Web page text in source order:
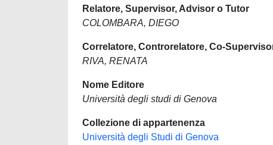
Relatore, Supervisor, Advisor o Tutor
COLOMBARA, DIEGO
Correlatore, Controrelatore, Co-
RIVA, RENATA
Nome Editore
Università degli studi di Genova
Collezione di appartenenza
Università degli Studi di Genova